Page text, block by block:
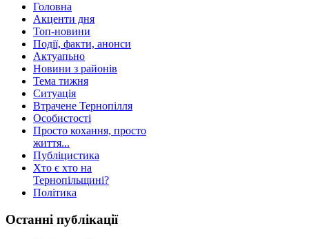
Головна
Акценти дня
Топ-новини
Події, факти, анонси
Актуапьно
Новини з районів
Тема тижня
Ситуація
Втрачене Тернопілля
Особистості
Просто кохання, просто
життя...
Публіцистика
Хто є хто на
Тернопільщині?
Політика
Останні публікації